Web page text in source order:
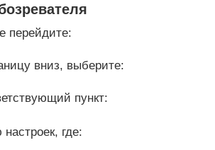
перейдите:
вниз, выберите:
пункт:
где: